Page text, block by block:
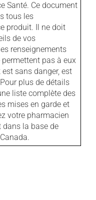
Santé. Ce document
tous les
produit. Il ne doit
de vos
renseignements
pas à eux
sans danger, est
plus de détails
liste complète des
mises en garde et
votre pharmacien
la base de